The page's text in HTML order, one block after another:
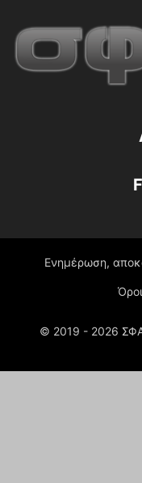
Ενημέρωση,
© 2019 - 2026